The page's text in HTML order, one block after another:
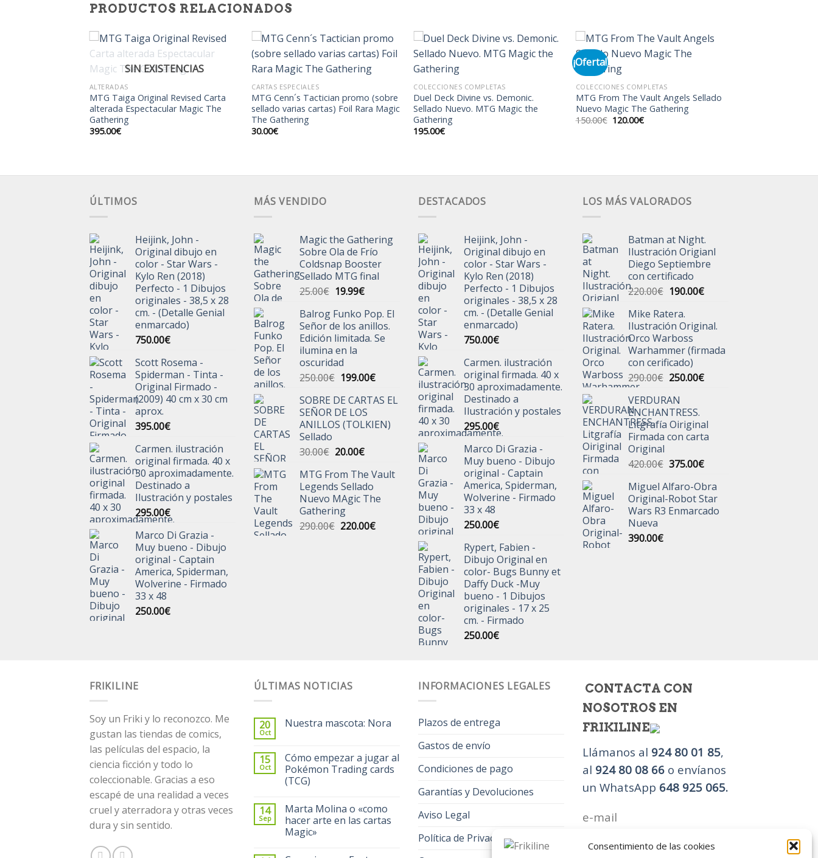
Consentimiento de las cookies
PRODUCTOS RELACIONADOS
a la
lista de
deseos
SIN EXISTENCIAS
ALTERADAS
MTG Taiga Original Revised Carta
alterada Espectacular Magic The
Gathering
395.00€
a la
lista de
deseos
CARTAS ESPECIALES
MTG Cenn´s Tactician promo (sobre
sellado varias cartas) Foil Rara Magic
The Gathering
30.00€
lista de
deseos
COLECCIONES COMPLETAS
Duel Deck Divine vs. Demonic.
Sellado Nuevo. MTG Magic the
Gathering
195.00€
¡Oferta!
a la
lista de
COLECCIONES COMPLETAS
MTG From The Vault Angels Sellado
Nuevo Magic The Gathering
150.00€ El
120.00€El
ÚLTIMOS
Heijink, John -
Original dibujo en
color - Star Wars -
Kylo Ren (2018)
Perfecto - 1 Dibujos
originales - 38,5 x 28
cm. - (Detalle Genial
enmarcado)
750.00€
Scott Rosema -
Spiderman - Tinta -
Original Firmado -
(2009) 40 cm x 30 cm
aprox.
395.00€
Carmen. ilustración
original firmada. 40 x
30 aproximadamente.
Destinado a
Ilustración y postales
295.00€
Marco Di Grazia -
Muy bueno - Dibujo
original - Captain
America, Spiderman,
Wolverine - Firmado
33 x 48
250.00€
MÁS VENDIDO
Magic the Gathering
Sobre Ola de Frío
Coldsnap Booster
Sellado MTG final
25.00€ El
original
era:
25.00€.
19.99€El
actual
es:
19.99€.
Balrog Funko Pop. El
Señor de los anillos.
Edición limitada. Se
ilumina en la
oscuridad
250.00€ El
original
era:
250.00€.
199.00€El
actual
199.00€.
SOBRE DE CARTAS EL
SEÑOR DE LOS
ANILLOS (TOLKIEN)
Sellado
30.00€ El
original
era:
30.00€.
20.00€El
actual
es:
20.00€.
MTG From The Vault
Legends Sellado
Nuevo MAgic The
Gathering
290.00€ El
220.00€El
DESTACADOS
Heijink, John -
Original dibujo en
color - Star Wars -
Kylo Ren (2018)
Perfecto - 1 Dibujos
originales - 38,5 x 28
cm. - (Detalle Genial
enmarcado)
750.00€
Carmen. ilustración
original firmada. 40 x
30 aproximadamente.
Destinado a
Ilustración y postales
295.00€
Marco Di Grazia -
Muy bueno - Dibujo
original - Captain
America, Spiderman,
Wolverine - Firmado
33 x 48
250.00€
Rypert, Fabien -
Dibujo Original en
color- Bugs Bunny et
Daffy Duck -Muy
bueno - 1 Dibujos
originales - 17 x 25
cm. - Firmado
250.00€
LOS MÁS VALORADOS
Batman at Night.
Ilustración Origianl
Diego Septiembre
con certificado
220.00€ El
original
era:
220.00€.
190.00€El
es:
Mike Ratera.
Ilustración Original.
Orco Warboss
Warhammer (firmada
con cerificado)
290.00€ El
original
era:
290.00€.
250.00€El
250.00€.
VERDURAN
ENCHANTRESS.
Litgrafía Oiriginal
Firmada con carta
Original
420.00€ El
original
era:
420.00€.
375.00€El
actual
es:
375.00€.
Miguel Alfaro-Obra
Original-Robot Star
Wars R3 Enmarcado
Nueva
390.00€
FRIKILINE
Soy un Friki y lo reconozco. Me
gustan las tiendas de comics,
las películas del espacio, la
ciencia ficción y todo lo
coleccionable. Gracias a eso
escapé de una realidad a veces
cruel y aterradora y otras veces
dura y sin sentido.
ÚLTIMAS NOTICIAS
20
Oct
Nuestra mascota: Nora
15
Oct
Cómo empezar a jugar al
Pokémon Trading cards
(TCG)
14
Sep
Marta Molina o «como
hacer arte en las cartas
Magic»
INFORMACIONES LEGALES
Plazos de entrega
Gastos de envío
Condiciones de pago
Garantías y Devoluciones
Aviso Legal
Política de Privacidad
CONTACTA CON
NOSOTROS EN
FRIKILINE
Llámanos al 924 80 01 85,
al 924 80 08 66 o envíanos
un WhatsApp 648 925 065.
e-mail
frikiline@hotmail.com